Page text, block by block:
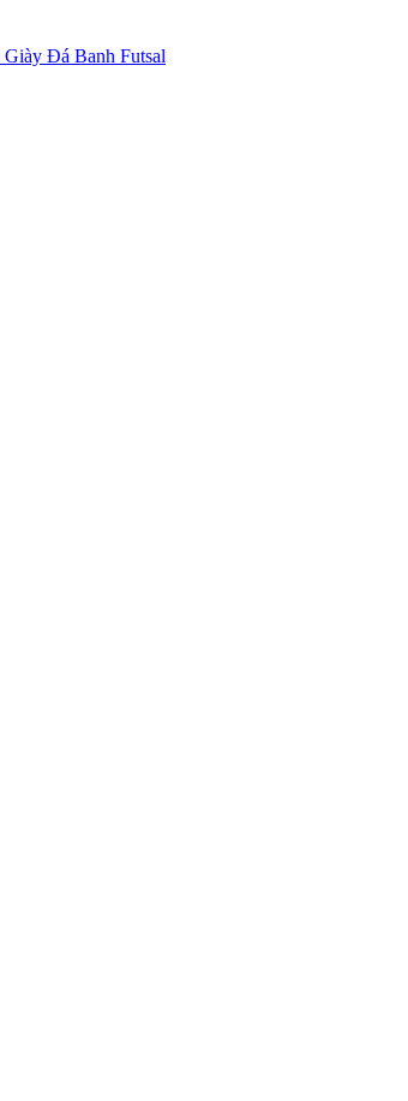
Giày Đá Banh Futsal